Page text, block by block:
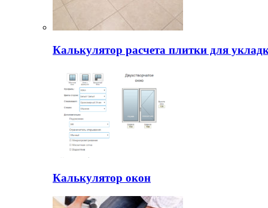
Калькулятор расчета плитки для
Калькулятор окон